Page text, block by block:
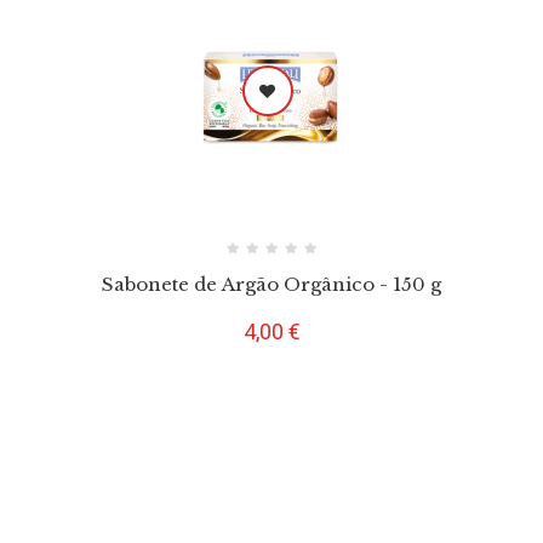
Sabonete de Argão Orgânico - 150 g
Preço
4,00 €